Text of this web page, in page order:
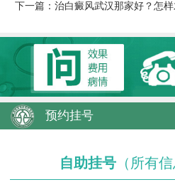
下一篇： 治白癜风武汉那家好？怎
预约挂号
自助挂号 （所有